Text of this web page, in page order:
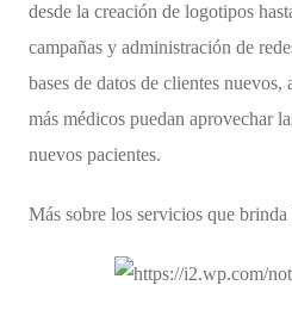
desde la creación de logotipos
campañas y administración de
bases de datos de clientes
más médicos puedan aprovechar
nuevos pacientes.
Más sobre los servicios que brinda